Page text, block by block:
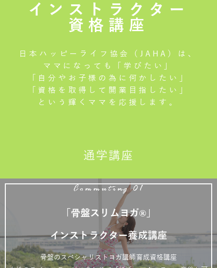
インストラクター
資格講座
日本ハッピーライフ協会（JAHA）は、
ママになっても「学びたい」
「自分やお子様の為に何かしたい」
「資格を取得して開業目指したい」
という輝くママを応援します。
通学講座
Commuting 01
「骨盤スリムヨガ®」
インストラクター養成講座
骨盤のスペシャリストヨガ講師育成資格講座